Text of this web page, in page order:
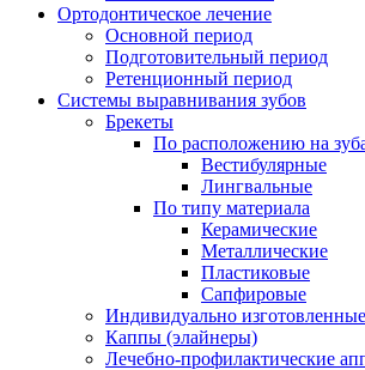
Ортодонтическое лечение
Основной период
Подготовительный период
Ретенционный период
Системы выравнивания зубов
Брекеты
По расположению на
Вестибулярные
Лингвальные
По типу материала
Керамические
Металлические
Пластиковые
Сапфировые
Индивидуально
Каппы (элайнеры)
Лечебно-профилактические